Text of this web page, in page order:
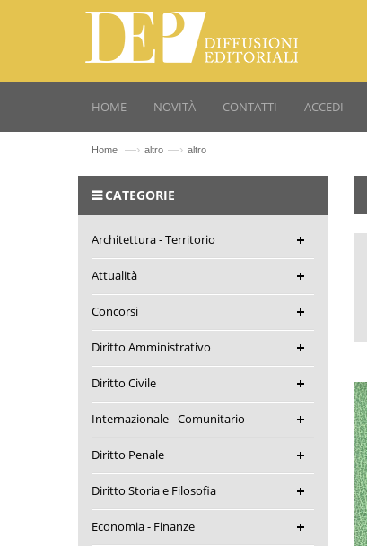
HOME NOVITÀ CONTATTI ACCEDI
Home —› altro —› altro
CATEGORIE
Architettura - Territorio
Attualità
Concorsi
Diritto Amministrativo
Diritto Civile
Internazionale - Comunitario
Diritto Penale
Diritto Storia e Filosofia
Economia - Finanze